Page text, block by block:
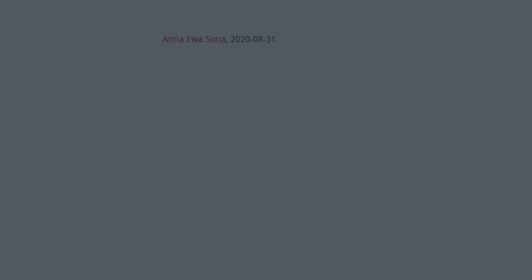
Anna Ewa Soria, 2020-08-31